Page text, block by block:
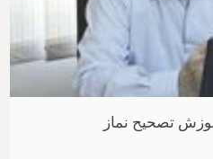
تصحیح نماز